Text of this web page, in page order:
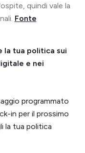
quindi vale la
Fonte
la tua politica sui
e nei
programmato
in per il prossimo
la tua politica